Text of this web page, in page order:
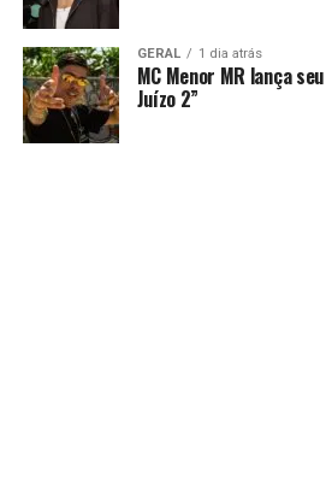
GERAL 1 dia atrás
MC Menor MR lança
Juízo 2”